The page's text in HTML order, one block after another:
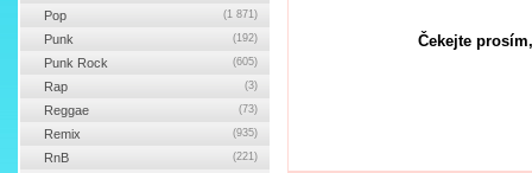
Čekejte
Pop (1 871)
Punk (192)
Punk Rock (605)
Rap (3)
Reggae (73)
Remix (935)
RnB (221)